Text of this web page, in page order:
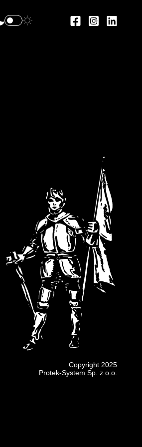
Copyright 2025
Protek-System Sp. z o.o.